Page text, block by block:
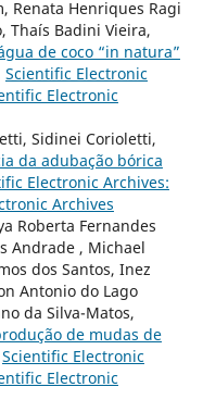
Renata Henriques Ragi
Thaís Badini Vieira,
de coco “in natura”
Scientific Electronic
Electronic
Sidinei Corioletti,
da adubação bórica
Electronic Archives:
Archives
Roberta Fernandes
Andrade , Michael
dos Santos, Inez
Antonio do Lago
da Silva-Matos,
de mudas de
Scientific Electronic
Electronic